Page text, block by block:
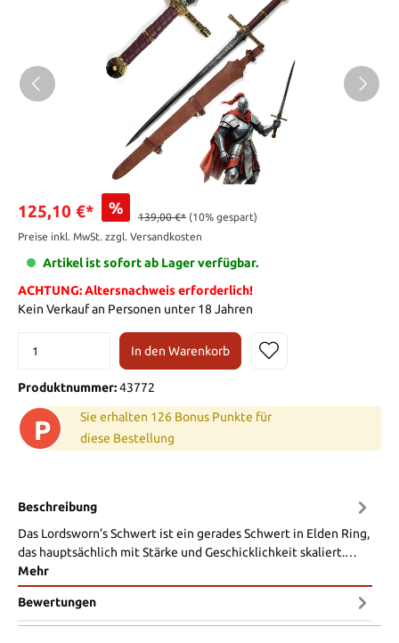
125,10 €* %
139,00 €* (10% gespart)
Preise inkl. MwSt. zzgl. Versandkosten
Artikel ist sofort ab Lager verfügbar.
ACHTUNG: Altersnachweis erforderlich!
Kein Verkauf an Personen unter 18 Jahren
In den Warenkorb
Produktnummer:43772
P
Sie erhalten 126 Bonus Punkte für
diese Bestellung
Beschreibung
Das Lordsworn’s Schwert ist ein gerades Schwert in Elden Ring,
das hauptsächlich mit Stärke und Geschicklichkeit skaliert.…
Mehr
Bewertungen